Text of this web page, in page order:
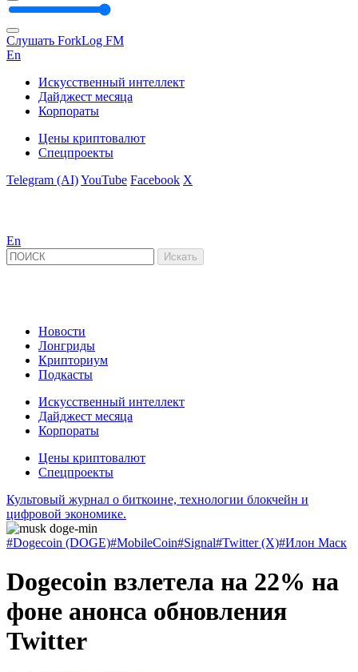
Слушать ForkLog FM
En
Искусственный интеллект
Дайджест месяца
Корпораты
Цены криптовалют
Спецпроекты
Telegram (AI)YouTube Facebook X
En
Новости
Лонгриды
Крипториум
Подкасты
Искусственный интеллект
Дайджест месяца
Корпораты
Цены криптовалют
Спецпроекты
Культовый журнал о биткоине, технологии блокчейн и
цифровой экономике.
#Dogecoin (DOGE)#MobileCoin#Signal#Twitter (X)#Илон Маск
Dogecoin взлетела на 22% на
фоне анонса обновления
Twitter